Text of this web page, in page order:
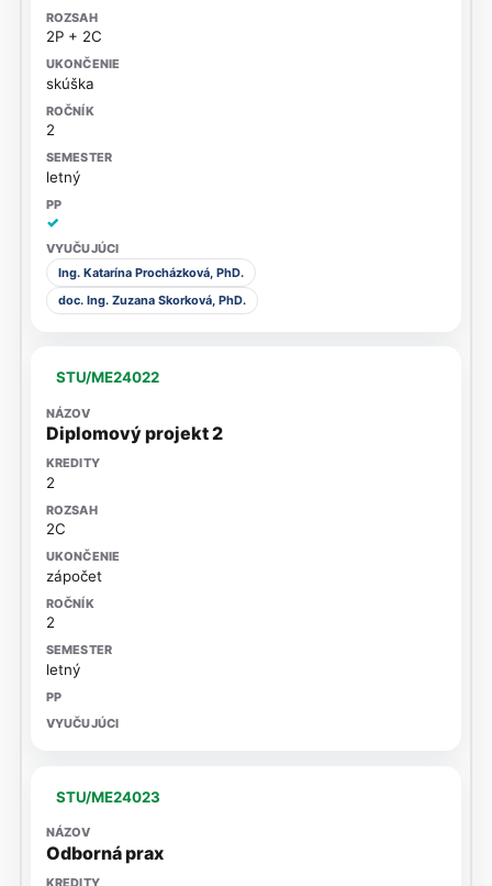
2P + 2C
skúška
2
letný
✓
Ing. Katarína Procházková, PhD.
doc. Ing. Zuzana Skorková, PhD.
STU/ME24022
Diplomový projekt 2
2
2C
zápočet
2
letný
STU/ME24023
Odborná prax